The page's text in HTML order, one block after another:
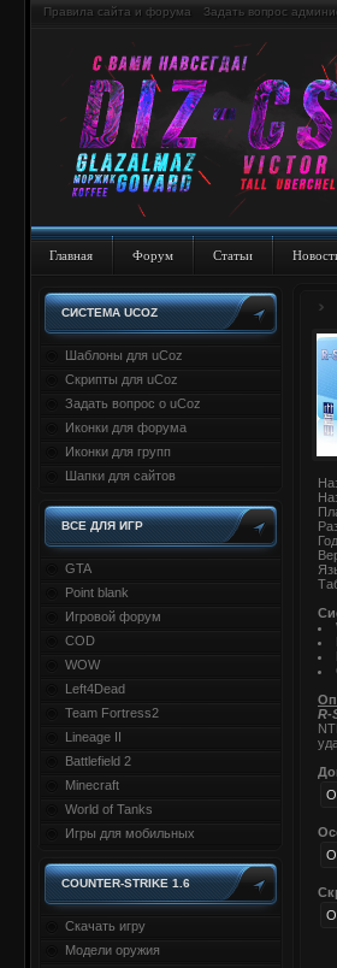
Правила сайта и форума Задать вопрос
Главная Форум Статьи
СИСТЕМА UCOZ
Шаблоны для uCoz
Скрипты для uCoz
Задать вопрос о uCoz
Иконки для форума
Иконки для групп
Шапки для сайтов
ВСЕ ДЛЯ ИГР
GTA
Point blank
Игровой форум
COD
WOW
Left4Dead
Team Fortress2
Lineage II
Battlefield 2
Minecraft
World of Tanks
Игры для мобильных
COUNTER-STRIKE 1.6
Скачать игру
Модели оружия
R-